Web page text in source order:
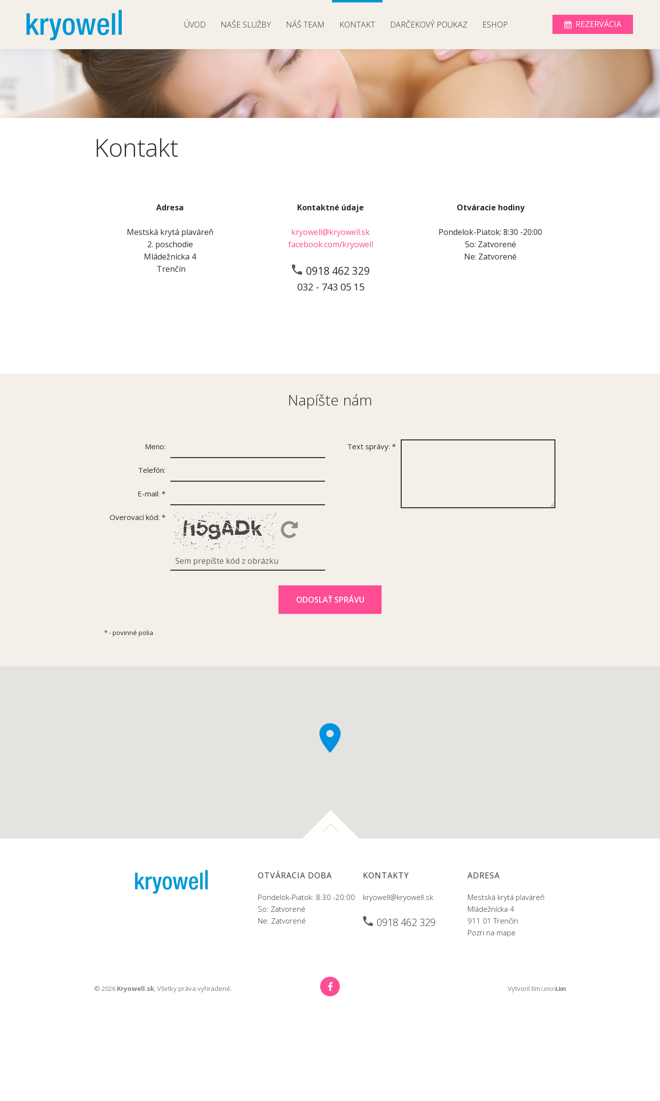
ÚVOD NAŠE SLUŽBY NÁŠ TEAM KONTAKT DARČEKOVÝ POUKAZ ESHOP
Kontakt
Adresa
Mestská krytá plaváreň
2. poschodie
Mládežnícka 4
Trenčín
Kontaktné údaje
kryowell@kryowell.sk
facebook.com/kryowell
0918 462 329
032 - 743 05 15
Otváracie hodiny
Pondelok-Piatok: 8:30 -20:00
So: Zatvorené
Ne: Zatvorené
Napíšte nám
Meno:
Telefón:
E-mail: *
Overovací kód: *
Text správy:*
*- povinné polia
OTVÁRACIA DOBA
Pondelok-Piatok: 8:30 -20:00
So: Zatvorené
Ne: Zatvorené
KONTAKTY
kryowell@kryowell.sk
0918 462 329
ADRESA
Mestská krytá plaváreň
Mládežnícka 4
911 01 Trenčín
Pozri na mape
© 2026 Kryowell.sk, Všetky práva vyhradené. Vytvoril tím